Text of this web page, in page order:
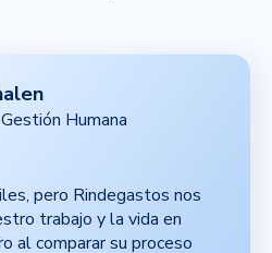
Humana
pero Rindegastos nos
trabajo y la vida en
al comparar su proceso